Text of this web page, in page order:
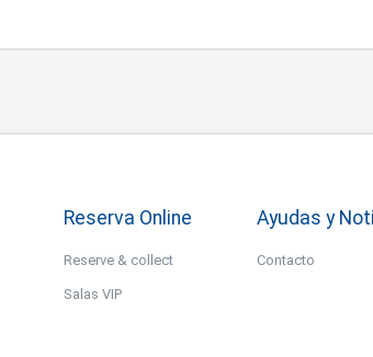
Reserva Online
Reserve & collect
Salas VIP
Ayudas y
Contacto